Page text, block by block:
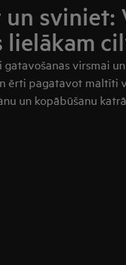
sviniet:
virsmai
ērti pagatavot maltīti
un kopābūšanu